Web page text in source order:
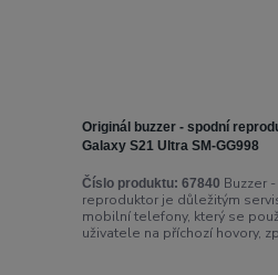
Originál buzzer - spodní
Galaxy S21 Ultra SM-GG998
Číslo produktu: 67840 Buzzer
reproduktor je důležitým
mobilní telefony, který se
uživatele na příchozí hovory,